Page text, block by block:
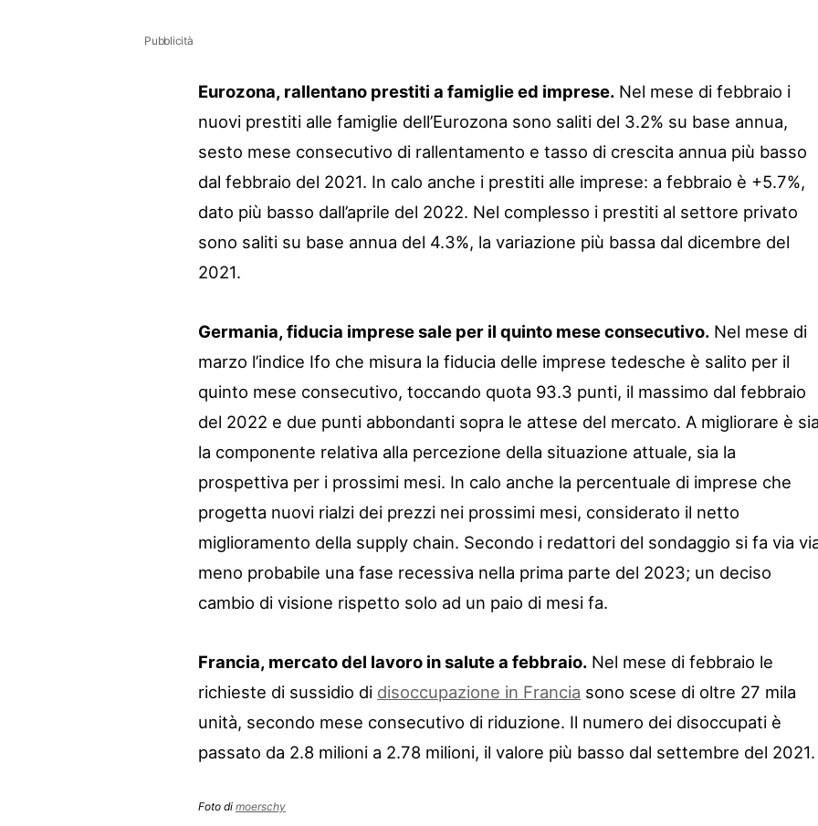
Pubblicità
Eurozona, rallentano prestiti a famiglie ed imprese. Nel mese di febbraio i
nuovi prestiti alle famiglie dell’Eurozona sono saliti del 3.2% su base annua,
sesto mese consecutivo di rallentamento e tasso di crescita annua più basso
dal febbraio del 2021. In calo anche i prestiti alle imprese: a febbraio è +5.7%,
dato più basso dall’aprile del 2022. Nel complesso i prestiti al settore privato
sono saliti su base annua del 4.3%, la variazione più bassa dal dicembre del
2021.
Germania, fiducia imprese sale per il quinto mese consecutivo. Nel mese di
marzo l’indice Ifo che misura la fiducia delle imprese tedesche è salito per il
quinto mese consecutivo, toccando quota 93.3 punti, il massimo dal febbraio
del 2022 e due punti abbondanti sopra le attese del mercato. A migliorare è
la componente relativa alla percezione della situazione attuale, sia la
prospettiva per i prossimi mesi. In calo anche la percentuale di imprese che
progetta nuovi rialzi dei prezzi nei prossimi mesi, considerato il netto
miglioramento della supply chain. Secondo i redattori del sondaggio si fa via
meno probabile una fase recessiva nella prima parte del 2023; un deciso
cambio di visione rispetto solo ad un paio di mesi fa.
Francia, mercato del lavoro in salute a febbraio. Nel mese di febbraio le
richieste di sussidio di disoccupazione in Francia sono scese di oltre 27 mila
unità, secondo mese consecutivo di riduzione. Il numero dei disoccupati è
passato da 2.8 milioni a 2.78 milioni, il valore più basso dal settembre del 2021.
Foto di moerschy